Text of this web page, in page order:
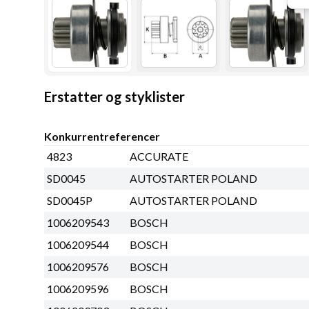
Erstatter og styklister
Konkurrentreferencer
4823
ACCURATE
SD0045
AUTOSTARTER POLAND
SD0045P
AUTOSTARTER POLAND
1006209543
BOSCH
1006209544
BOSCH
1006209576
BOSCH
1006209596
BOSCH